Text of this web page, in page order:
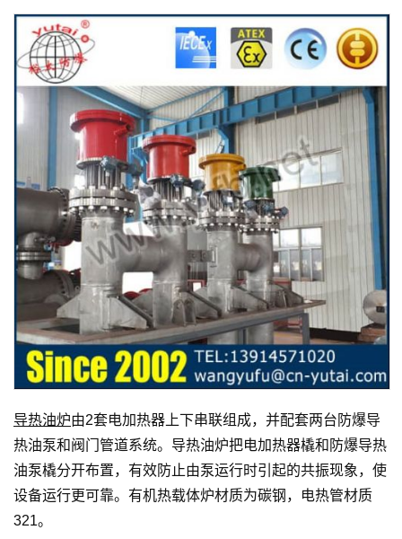
导热油炉由2套电加热器上下串联组成，并配套两台防爆导
热油泵和阀门管道系统。导热油炉把电加热器橇和防爆导热
油泵橇分开布置，有效防止由泵运行时引起的共振现象，使
设备运行更可靠。有机热载体炉材质为碳钢，电热管材质
321。